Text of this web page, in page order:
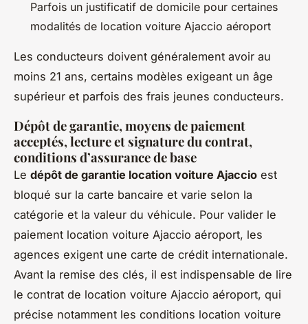
Parfois un justificatif de domicile pour certaines
modalités de location voiture Ajaccio aéroport
Les conducteurs doivent généralement avoir au
moins 21 ans, certains modèles exigeant un âge
supérieur et parfois des frais jeunes conducteurs.
Dépôt de garantie, moyens de paiement
acceptés, lecture et signature du contrat,
conditions d’assurance de base
Le dépôt de garantie location voiture Ajaccio est
bloqué sur la carte bancaire et varie selon la
catégorie et la valeur du véhicule. Pour valider le
paiement location voiture Ajaccio aéroport, les
agences exigent une carte de crédit internationale.
Avant la remise des clés, il est indispensable de lire
le contrat de location voiture Ajaccio aéroport, qui
précise notamment les conditions location voiture